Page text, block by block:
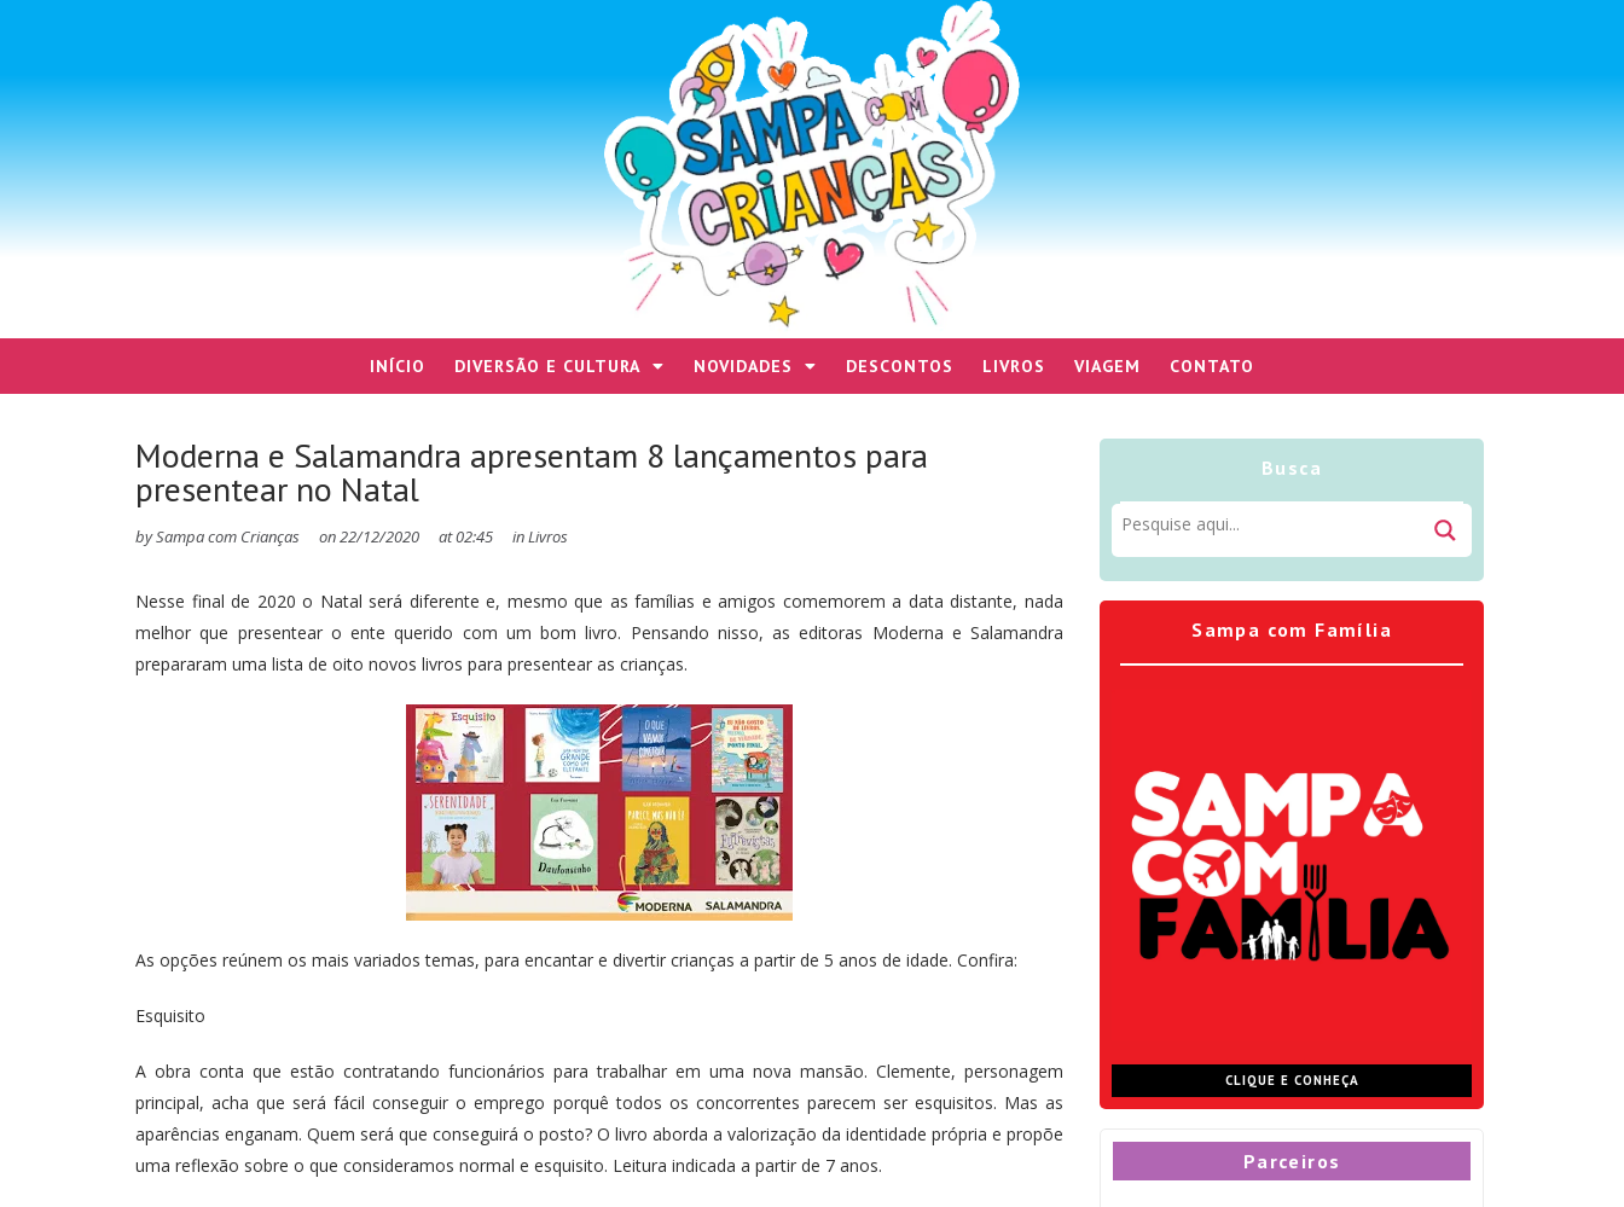
INÍCIO DIVERSÃO E CULTURA NOVIDADES DESCONTOS LIVROS VIAGEM CONTATO
Moderna e Salamandra apresentam 8 lançamentos para
presentear no Natal
bySampa com Crianças on22/12/2020 at02:45 inLivros
Nesse final de 2020 o Natal será diferente e, mesmo que as famílias e amigos comemorem a data distante, nada
melhor que presentear o ente querido com um bom livro. Pensando nisso, as editoras Moderna e Salamandra
prepararam uma lista de oito novos livros para presentear as crianças.
As opções reúnem os mais variados temas, para encantar e divertir crianças a partir de 5 anos de idade. Confira:
Esquisito
A obra conta que estão contratando funcionários para trabalhar em uma nova mansão. Clemente, personagem
principal, acha que será fácil conseguir o emprego porquê todos os concorrentes parecem ser esquisitos. Mas as
aparências enganam. Quem será que conseguirá o posto? O livro aborda a valorização da identidade própria e propõe
uma reflexão sobre o que consideramos normal e esquisito. Leitura indicada a partir de 7 anos.
Busca
Sampa com Família
CLIQUE E CONHEÇA
Parceiros